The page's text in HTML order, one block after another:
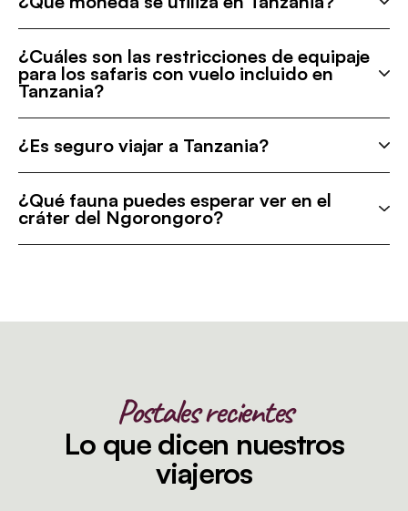
¿Cuáles son las restricciones de equipaje
para los safaris con vuelo incluido en
Tanzania?
¿Es seguro viajar a Tanzania?
¿Qué fauna puedes esperar ver en el
cráter del Ngorongoro?
Postales recientes
Lo que dicen nuestros
viajeros